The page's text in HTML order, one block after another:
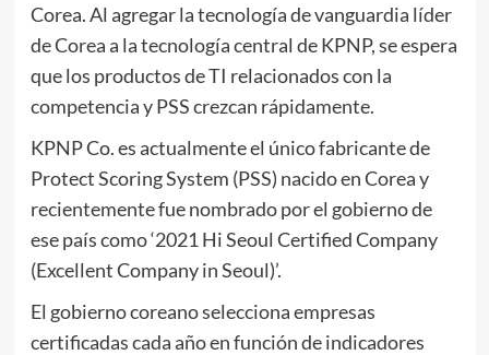
Corea. Al agregar la tecnología de vanguardia líder
de Corea a la tecnología central de KPNP, se espera
que los productos de TI relacionados con la
competencia y PSS crezcan rápidamente.
KPNP Co. es actualmente el único fabricante de
Protect Scoring System (PSS) nacido en Corea y
recientemente fue nombrado por el gobierno de
ese país como ‘2021 Hi Seoul Certified Company
(Excellent Company in Seoul)’.
El gobierno coreano selecciona empresas
certificadas cada año en función de indicadores